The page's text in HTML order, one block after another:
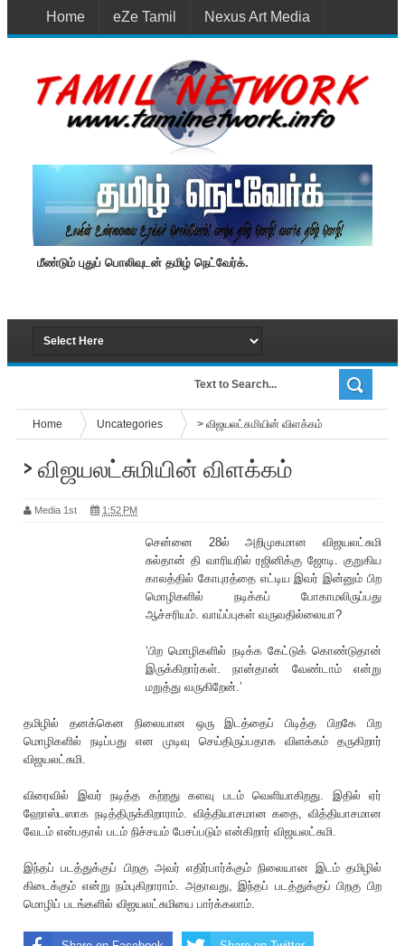
Home eZe Tamil Nexus Art Media
மீண்டும் புதுப் பொலிவுடன் தமிழ் நெட்வேர்க்.
Home Uncategories > விஜயலட்சுமியின் விளக்கம்
> விஜயலட்சுமியின் விளக்கம்
Media 1st 1:52 PM
சென்னை 28ல் அறிமுகமான விஜயலட்சுமி
சுல்தான் தி வா‌ரிய‌ரில் ர‌ஜினிக்கு ஜோடி. குறுகிய
காலத்தில் கோபுரத்தை எட்டிய இவர் இன்னும் பிற
மொழிகளில் நடிக்கப் போகாமலிருப்பது
ஆச்ச‌ரியம். வாய்ப்புகள் வருவதில்லையா?
‘பிற மொழிகளில் நடிக்க கேட்டுக் கொண்டுதான்
இருக்கிறார்கள். நான்தான் வேண்டாம் என்று
மறுத்து வருகிறேன்.’
தமிழில் தனக்கென நிலையான ஒரு இடத்தைப் பிடித்த பிறகே பிற
மொழிகளில் நடிப்பது என முடிவு செய்திருப்பதாக விளக்கம் தருகிறார்
விஜயலட்சுமி.
விரைவில் இவர் நடித்த கற்றது களவு படம் வெளியாகிறது. இதில் ஏர்
ஹோஸ்டஸாக நடித்திருக்கிறாராம். வித்தியாசமான கதை, வித்தியாசமான
வேடம் என்பதால் படம் நிச்சயம் பேசப்படும் என்கிறார் விஜயலட்சுமி.
இந்தப் படத்துக்குப் பிறகு அவர் எதிர்பார்க்கும் நிலையான இடம் தமிழில்
கிடைக்கும் என்று நம்புகிறாராம். அதாவது, இந்தப் படத்துக்குப் பிறகு பிற
மொழிப் படங்களில் விஜயலட்சுமியை பார்க்கலாம்.